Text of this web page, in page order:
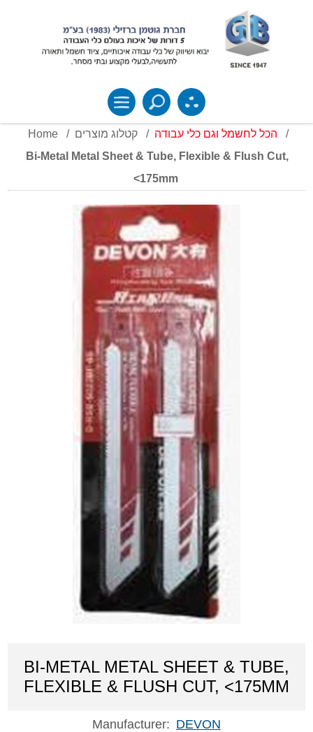
Home / קטלוג מוצרים / הכל לחשמל וגם כלי עבודה
/
Bi-Metal Metal Sheet & Tube, Flexible & Flush Cut,
<175mm
BI-METAL METAL SHEET & TUBE,
FLEXIBLE & FLUSH CUT, <175MM
Manufacturer: DEVON